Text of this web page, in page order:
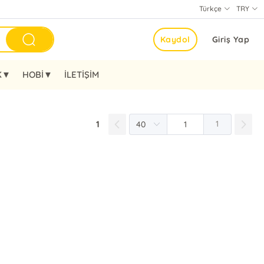
TRY
Türkçe
Giriş Yap
Kaydol
HOBİ▼ İLETİŞİM
1 1